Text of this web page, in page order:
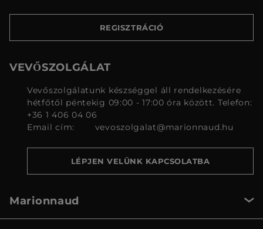
REGISZTRÁCIÓ
VEVŐSZOLGÁLAT
Vevőszolgálatunk készséggel áll rendelkezésére
hétfőtől péntekig 09:00 - 17:00 óra között. Telefon:
+36 1 406 04 06
Email cím:
vevoszolgalat@marionnaud.hu
LÉPJEN VELÜNK KAPCSOLATBA
Marionnaud